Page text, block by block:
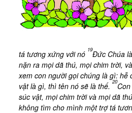
tá tương xứng với nó 19Đức Chúa
nặn ra mọi dã thú, mọi chim trời,
xem con người gọi chúng là gì: hễ
vật là gì, thì tên nó sẽ là thế. 20
súc vật, mọi chim trời và mọi dã
không tìm cho mình một trợ tá